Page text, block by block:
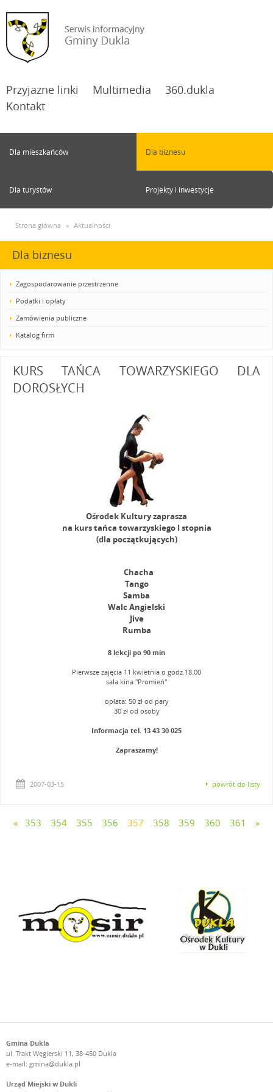
Przyjazne linki Multimedia
360.dukla
Kontakt
Dla mieszkańców Dla biznesu
Dla turystów Projekty i inwestycje
Strona główna » Aktualności
Dla biznesu
Zagospodarowanie przestrzenne
Podatki i opłaty
Zamówienia publiczne
Katalog firm
KURS TAŃCA TOWARZYSKIEGO DLA
DOROSŁYCH
Ośrodek Kultury zaprasza
na kurs tańca towarzyskiego I stopnia
(dla początkujących)
Chacha
Tango
Samba
Walc Angielski
Jive
Rumba
8 lekcji po 90 min
Pierwsze zajęcia 11 kwietnia o godz.18.00
sala kina "Promień"
opłata: 50 zł od pary
30 zł od osoby
Informacja tel. 13 43 30 025
Zapraszamy!
2007-03-15 powrót do listy
« 353 354 355 356 357 358 359 360 361 »
Gmina Dukla
ul. Trakt Węgierski 11, 38-450 Dukla
e-mail: gmina@dukla.pl
Urząd Miejski w Dukli